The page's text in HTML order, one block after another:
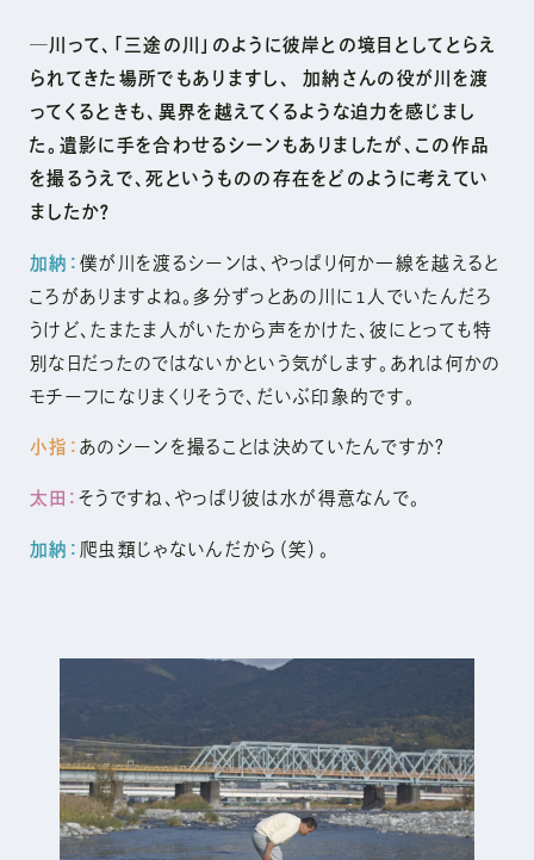
─川って、「三途の川」のように彼岸との境目としてとらえ
られてきた場所でもありますし、 加納さんの役が川を渡
ってくるときも、異界を越えてくるような迫力を感じまし
た。遺影に手を合わせるシーンもありましたが、この作品
を撮るうえで、死というものの存在をどのように考えてい
ましたか？
加納：僕が川を渡るシーンは、やっぱり何か一線を越えると
ころがありますよね。多分ずっとあの川に1人でいたんだろ
うけど、たまたま人がいたから声をかけた、彼にとっても特
別な日だったのではないかという気がします。あれは何かの
モチーフになりまくりそうで、だいぶ印象的です。
小指：あのシーンを撮ることは決めていたんですか？
太田：そうですね、やっぱり彼は水が得意なんで。
加納：爬虫類じゃないんだから（笑）。